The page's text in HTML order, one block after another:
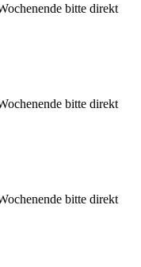
bitte direkt
bitte direkt
bitte direkt